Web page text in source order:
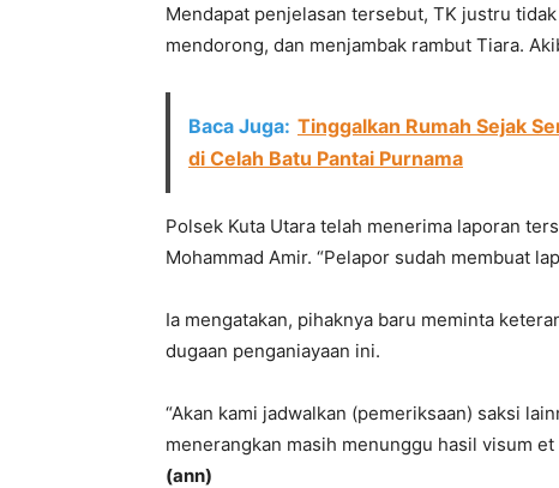
Mendapat penjelasan tersebut, TK justru
mendorong, dan menjambak rambut Tiara.
Baca Juga: Tinggalkan Rumah Sejak
di Celah Batu Pantai Purnama
Polsek Kuta Utara telah menerima laporan
Mohammad Amir. “Pelapor sudah membuat
Ia mengatakan, pihaknya baru meminta
dugaan penganiayaan ini.
“Akan kami jadwalkan (pemeriksaan) saksi
menerangkan masih menunggu hasil visum
(ann)